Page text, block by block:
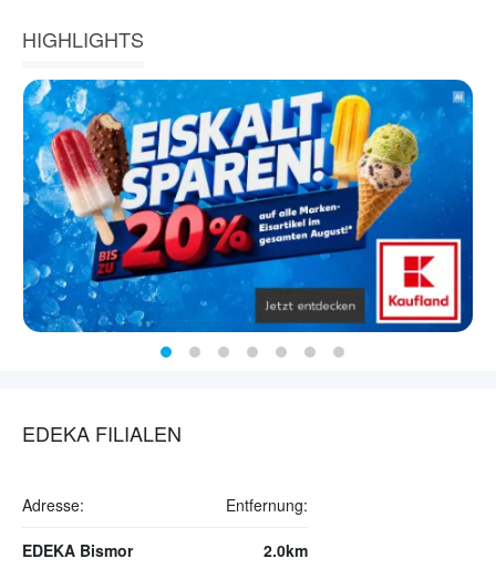
HIGHLIGHTS
EDEKA FILIALEN
Adresse: Entfernung:
EDEKA Bismor 2.0km